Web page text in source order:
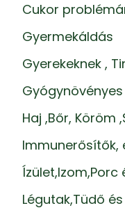
Cukor
Gyermekáldás
Gyerekeknek ,
Haj ,Bőr, Köröm
Immunerősítők,
Légutak,Tüdő